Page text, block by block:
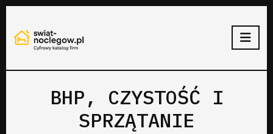
BHP, CZYSTOŚĆ I
SPRZĄTANIE